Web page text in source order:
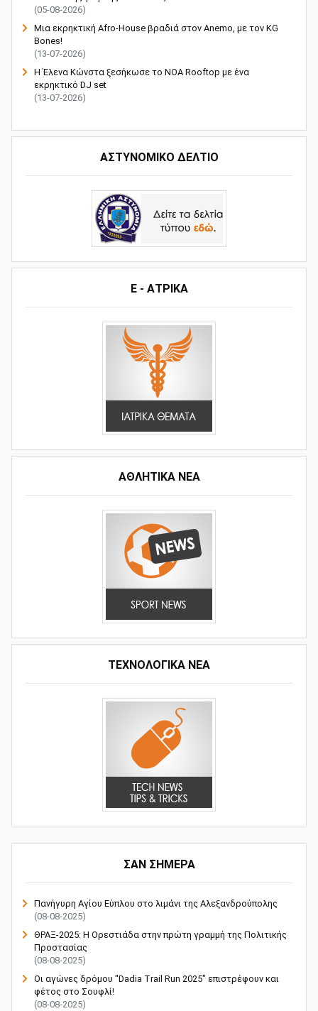
(05-08-2026)
Μια εκρηκτική Afro-House βραδιά στον Anemo, με τον KG
Bones!
(13-07-2026)
Η Έλενα Κώνστα ξεσήκωσε το NOA Rooftop με ένα
εκρηκτικό DJ set
(13-07-2026)
ΑΣΤΥΝΟΜΙΚΟ ΔΕΛΤΙΟ
Ε - ΑΤΡΙΚΑ
ΑΘΛΗΤΙΚΆ ΝΈΑ
ΤΕΧΝΟΛΟΓΙΚΑ ΝΕΑ
ΣΑΝ ΣΗΜΕΡΑ
Πανήγυρη Αγίου Εύπλου στο λιμάνι της Αλεξανδρούπολης
(08-08-2025)
ΘΡΑΞ-2025: Η Ορεστιάδα στην πρώτη γραμμή της Πολιτικής
Προστασίας
(08-08-2025)
Οι αγώνες δρόμου "Dadia Trail Run 2025" επιστρέφουν και
φέτος στο Σουφλί!
(08-08-2025)